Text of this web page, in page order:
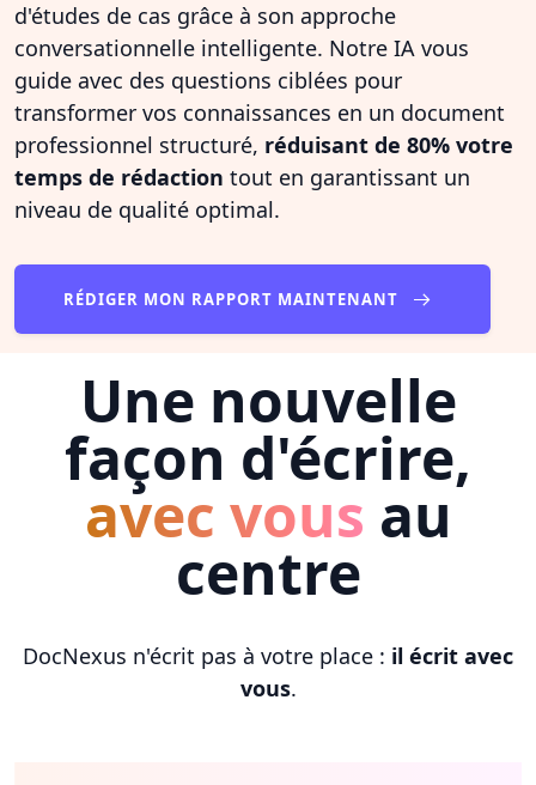
d'études de cas grâce à son approche
conversationnelle intelligente. Notre IA vous
guide avec des questions ciblées pour
transformer vos connaissances en un document
professionnel structuré, réduisant de 80% votre
temps de rédaction tout en garantissant un
niveau de qualité optimal.
RÉDIGER MON RAPPORT MAINTENANT
Une nouvelle
façon d'écrire,
avec vous au
centre
DocNexus n'écrit pas à votre place : il écrit avec
vous.